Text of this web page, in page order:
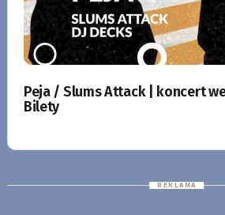
Peja / Slums Attack | koncert
Bilety